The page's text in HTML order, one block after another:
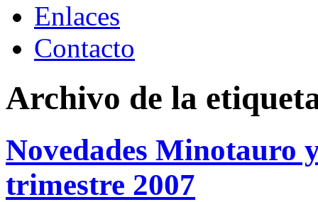
Enlaces
Contacto
Archivo de la
Novedades Minotauro
trimestre 2007